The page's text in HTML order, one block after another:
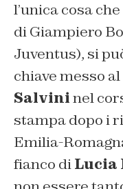
l’unica cosa
di Giampiero
Juventus), si
chiave messo
Salvininel
stampa dopo i
Emilia-
fianco diLucia